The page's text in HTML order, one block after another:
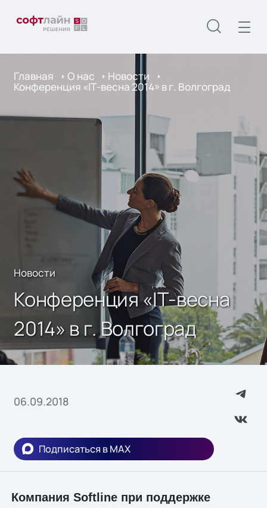
Главная О нас Новости
Конференция «IТ-весна 2014» в г. Волгоград
Новости
Конференция «IТ-весна
2014» в г. Волгоград
06.09.2018
Подписаться в MAX
Компания Softline при поддержке